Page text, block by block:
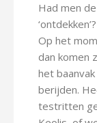
Had men
‘ontdekken’?
Op het
dan komen
het
berijden.
testritten